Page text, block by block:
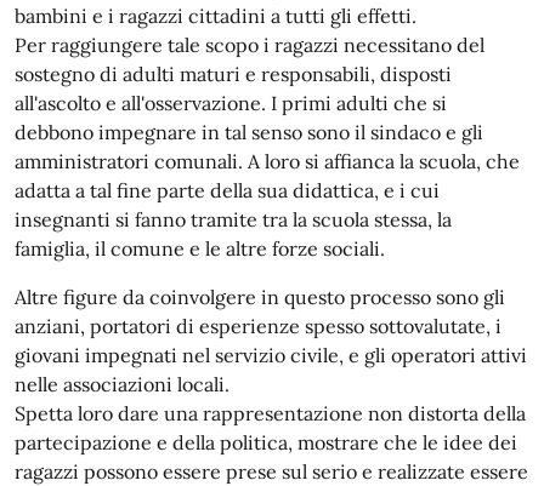
bambini e i ragazzi cittadini a tutti gli effetti.
Per raggiungere tale scopo i ragazzi necessitano del
sostegno di adulti maturi e responsabili, disposti
all'ascolto e all'osservazione. I primi adulti che si
debbono impegnare in tal senso sono il sindaco e gli
amministratori comunali. A loro si affianca la scuola, che
adatta a tal fine parte della sua didattica, e i cui
insegnanti si fanno tramite tra la scuola stessa, la
famiglia, il comune e le altre forze sociali.
Altre figure da coinvolgere in questo processo sono gli
anziani, portatori di esperienze spesso sottovalutate, i
giovani impegnati nel servizio civile, e gli operatori attivi
nelle associazioni locali.
Spetta loro dare una rappresentazione non distorta della
partecipazione e della politica, mostrare che le idee dei
ragazzi possono essere prese sul serio e realizzate essere